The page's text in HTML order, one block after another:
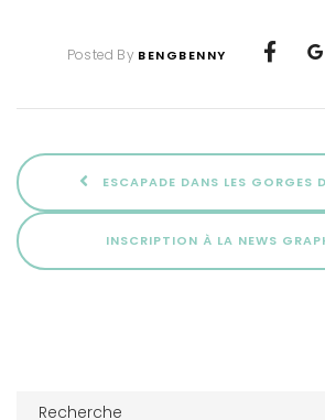
Posted By BENGBENNY
ESCAPADE DANS LES GORGES
INSCRIPTION À LA NEWS